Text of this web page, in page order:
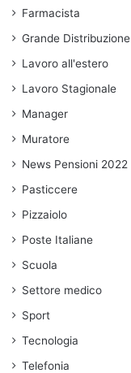
Farmacista
Grande Distribuzione
Lavoro all'estero
Lavoro Stagionale
Manager
Muratore
News Pensioni 2022
Pasticcere
Pizzaiolo
Poste Italiane
Scuola
Settore medico
Sport
Tecnologia
Telefonia